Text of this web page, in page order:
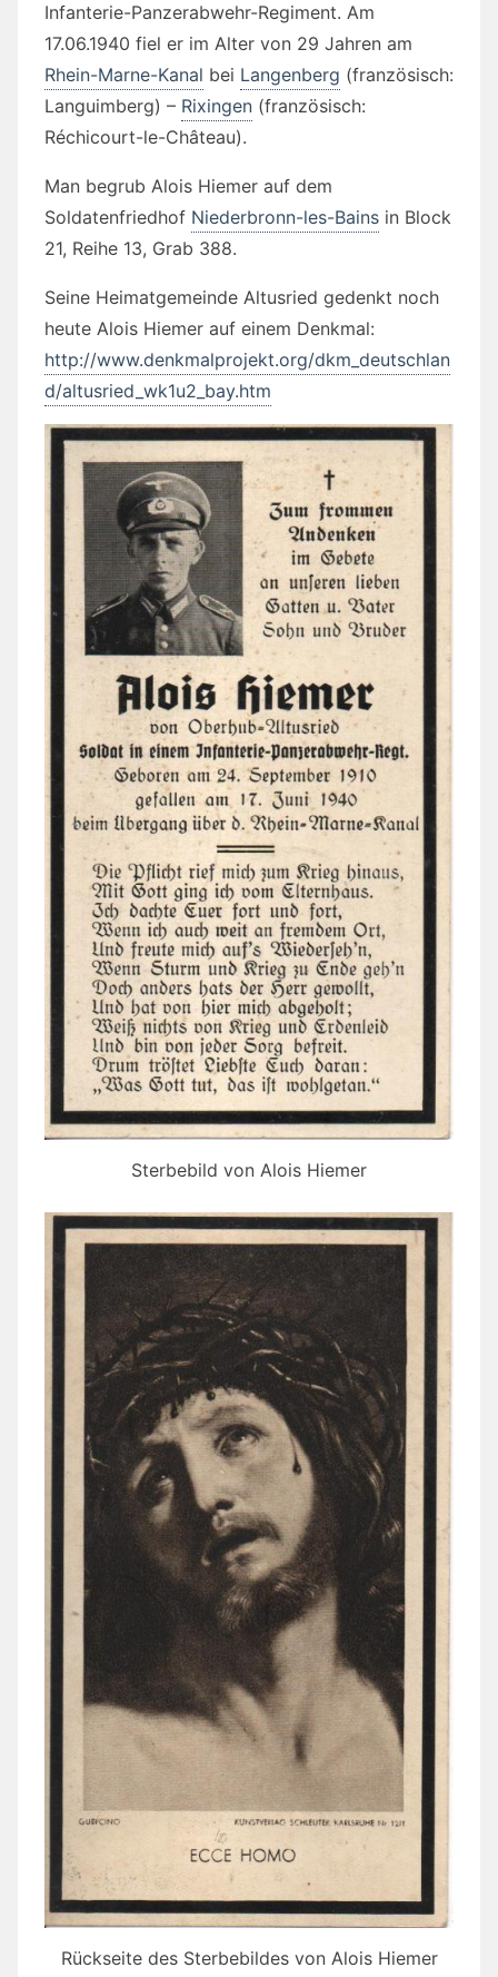
Infanterie-Panzerabwehr-Regiment. Am
17.06.1940 fiel er im Alter von 29 Jahren am
Rhein-Marne-Kanal bei Langenberg (französisch:
Languimberg) – Rixingen (französisch:
Réchicourt-le-Château).
Man begrub Alois Hiemer auf dem
Soldatenfriedhof Niederbronn-les-Bains in Block
21, Reihe 13, Grab 388.
Seine Heimatgemeinde Altusried gedenkt noch
heute Alois Hiemer auf einem Denkmal:
http://www.denkmalprojekt.org/dkm_deutschlan
d/altusried_wk1u2_bay.htm
Sterbebild von Alois Hiemer
Rückseite des Sterbebildes von Alois Hiemer